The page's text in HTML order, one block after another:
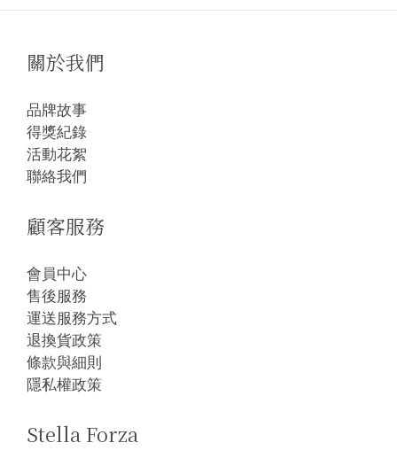
關於我們
品牌故事
得獎紀錄
活動花絮
聯絡我們
顧客服務
會員中心
售後服務
運送服務方式
退換貨政策
條款與細則
隱私權政策
Stella Forza